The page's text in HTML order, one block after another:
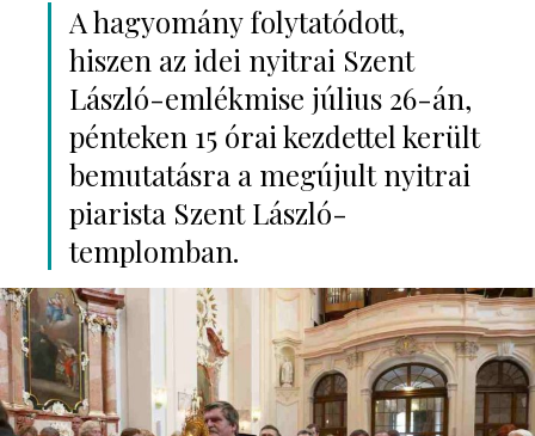
A hagyomány folytatódott,
hiszen az idei nyitrai Szent
László-emlékmise július 26-án,
pénteken 15 órai kezdettel került
bemutatásra a megújult nyitrai
piarista Szent László-
templomban.